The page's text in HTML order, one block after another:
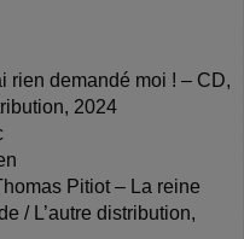
rien demandé moi ! – CD,
2024
Pitiot – La reine
/ L’autre distribution,